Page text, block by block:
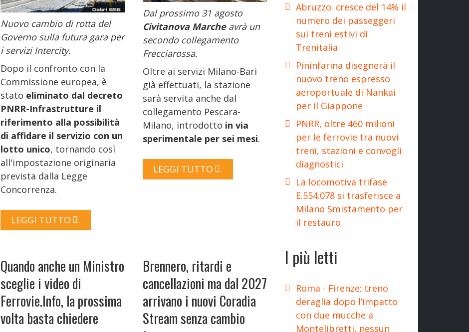
Nuovo cambio di rotta del
Governo sulla futura gara per
i servizi Intercity.
Dopo il confronto con la
Commissione europea, è
stato eliminato dal decreto
PNRR-Infrastrutture il
riferimento alla possibilità
di affidare il servizio con un
lotto unico, tornando così
all'impostazione originaria
prevista dalla Legge
Concorrenza.
LEGGI TUTTO …
Dal prossimo 31 agosto
Civitanova Marche avrà un
secondo collegamento
Frecciarossa.
Oltre ai servizi Milano-Bari
già effettuati, la stazione
sarà servita anche dal
collegamento Pescara-
Milano, introdotto in via
sperimentale per sei mesi.
LEGGI TUTTO …
Quando anche un Ministro
sceglie i video di
Ferrovie.Info, la prossima
volta basta chiedere
Brennero, ritardi e
cancellazioni ma dal 2027
arrivano i nuovi Coradia
Stream senza cambio
Abruzzo: cresce del 14% il
numero dei passeggeri
sui treni estivi di
Trenitalia
Pininfarina disegnerà il
nuovo treno espresso
aeroportuale di Nankai
per il Giappone
PNRR, oltre 460 milioni
per le ferrovie tra nuovi
treni, stazioni e convogli
diagnostici
La locomotiva trifase
E.554.078 si trasferisce a
Milano Smistamento per
il restauro
I più letti
Roma - Firenze: treno
deraglia dopo l’impatto
con due mucche a
Montelibretti, nessun